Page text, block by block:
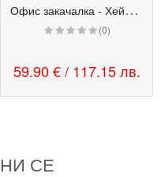
О
фис закачалка - Хейло бяла
(0)
59.90 € / 117.15 лв.
СЕ